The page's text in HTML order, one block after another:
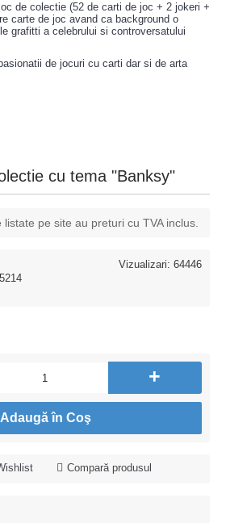
de colectie (52 de carti de joc + 2 jokeri +
carte de joc avand ca background o
grafitti a celebrului si controversatului
de jocuri cu carti dar si de arta
cu tema "Banksy"
pe site au preturi cu TVA inclus.
Vizualizari: 64446
+
Adaugă în Coş
Compară produsul